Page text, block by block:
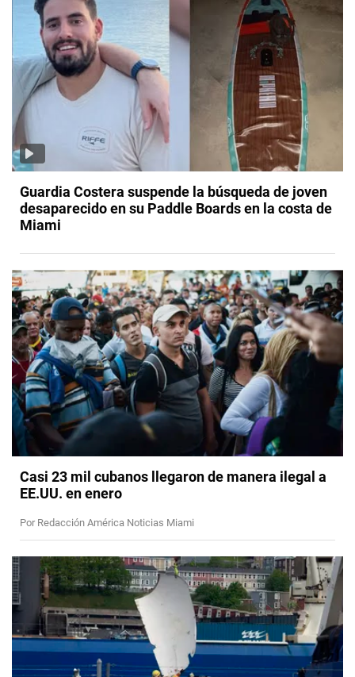
Guardia Costera suspende la búsqueda de joven
desaparecido en su Paddle Boards en la costa de
Miami
Casi 23 mil cubanos llegaron de manera ilegal a
EE.UU. en enero
Por Redacción América Noticias Miami